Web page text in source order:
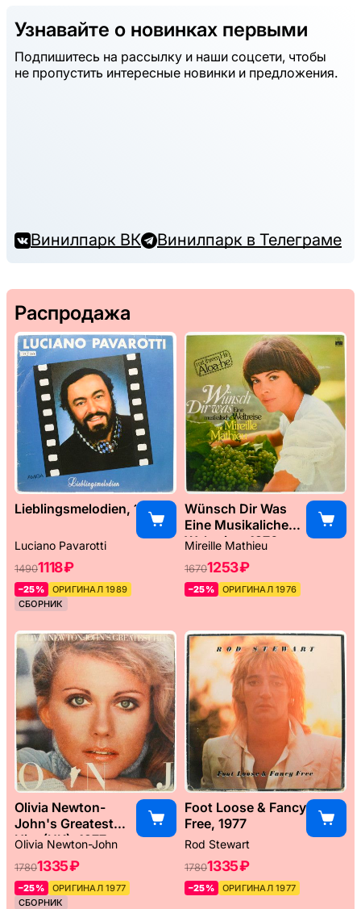
Узнавайте о новинках первыми
Подпишитесь на рассылку и наши соцсети, чтобы
не пропустить интересные новинки и предложения.
Винилпарк ВК Винилпарк в Телеграме
Распродажа
Lieblingsmelodien, 1989
Luciano Pavarotti
14901118 ₽
–25%
ОРИГИНАЛ 1989
СБОРНИК
Wünsch Dir Was
Eine Musikaliche
Weltreise, 1976
Mireille Mathieu
16701253 ₽
–25% ОРИГИНАЛ 1976
Olivia Newton-
John's Greatest
Hits (UK), 1977
Olivia Newton-John
17801335 ₽
–25%
ОРИГИНАЛ 1977
СБОРНИК
Foot Loose & Fancy
Free, 1977
Rod Stewart
17801335 ₽
–25% ОРИГИНАЛ 1977